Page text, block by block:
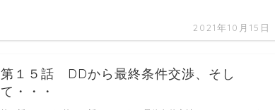
2021年10月15日
第１５話 DDから最終条件交渉、そし
て・・・